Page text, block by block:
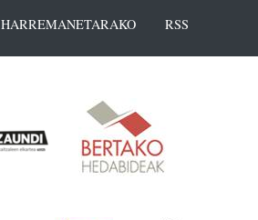
HARREMANETARAKO RSS